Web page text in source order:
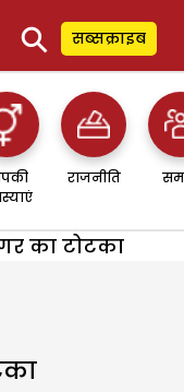
⚲ सब्सक्राइब
राजनीति
का टोटका